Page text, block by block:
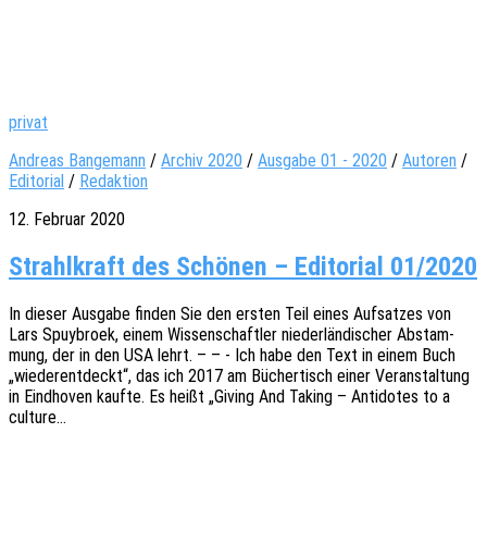
privat
Andreas Bangemann / Archiv 2020 / Ausgabe 01 - 2020 / Autoren /
Editorial / Redaktion
12. Februar 2020
Strahlkraft des Schönen – Editorial 01/2020
In dieser Ausga­be finden Sie den ersten Teil eines Aufsat­zes von
Lars Spuy­br­oek, einem Wissen­schaft­ler nieder­län­di­scher Abstam­
mung, der in den USA lehrt. – – - Ich habe den Text in einem Buch
„wieder­ent­deckt“, das ich 2017 am Bücher­tisch einer Veran­stal­tung
in Eind­ho­ven kaufte. Es heißt „Giving And Taking – Anti­do­tes to a
culture…